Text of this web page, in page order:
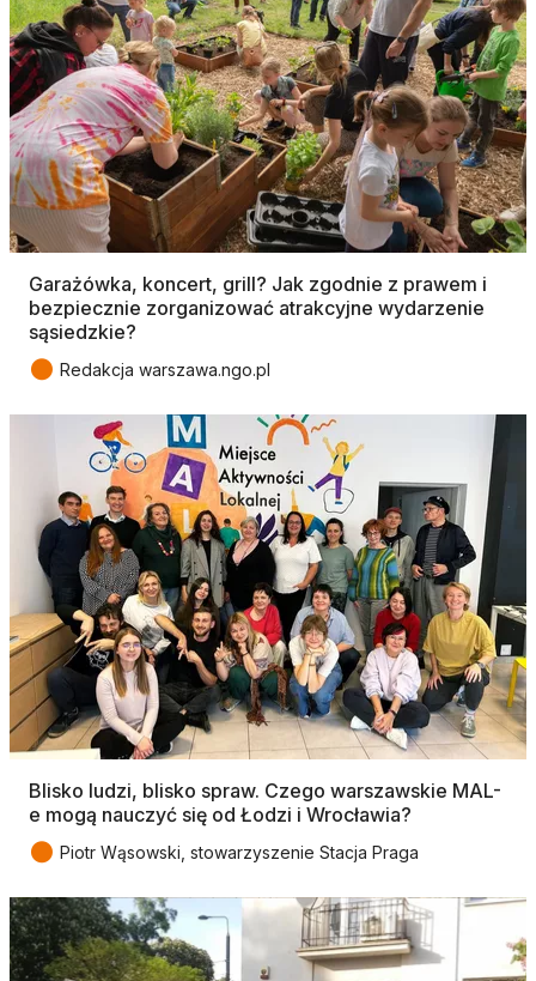
Garażówka, koncert, grill? Jak zgodnie z prawem i
bezpiecznie zorganizować atrakcyjne wydarzenie
sąsiedzkie?
● Redakcja warszawa.ngo.pl
Blisko ludzi, blisko spraw. Czego warszawskie MAL-
e mogą nauczyć się od Łodzi i Wrocławia?
● Piotr Wąsowski, stowarzyszenie Stacja Praga